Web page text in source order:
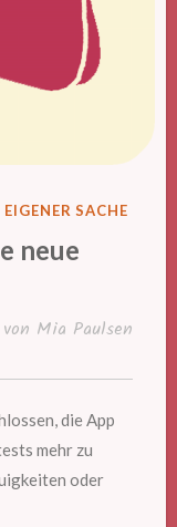
SACHE
neue
von Mia Paulsen
die App
mehr zu
oder